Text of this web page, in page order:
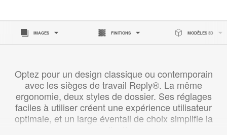
IMAGES FINITIONS MODÈLES 3D
Optez pour un design classique ou contemporain
avec les sièges de travail Reply®. La même
ergonomie, deux styles de dossier. Ses réglages
faciles à utiliser créent une expérience utilisateur
optimale, et un large éventail de choix simplifie la